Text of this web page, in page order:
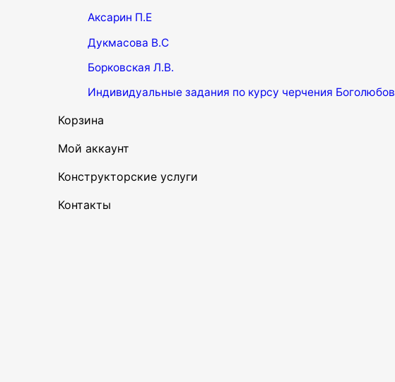
Аксарин П.Е
Дукмасова В.С
Борковская Л.В.
Индивидуальные задания по курсу черчения Боголюбов
Корзина
Мой аккаунт
Конструкторские услуги
Контакты